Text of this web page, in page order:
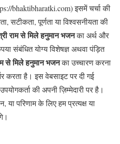
bhaktibharatki.com) इसमें चर्चा की
सटीकता, पूर्णता या विश्वसनीयता की
राम से मिले हनुमान भजनका अर्थ और
संबंधित योग्य विशेषज्ञ अथवा पंड़ित
से मिले हनुमान भजनका उच्चारण करना
करता है। इस वेबसाइट पर दी गई
की अपनी ज़िम्मेदारी पर है।
या परिणाम के लिए हम प्रत्यक्ष या